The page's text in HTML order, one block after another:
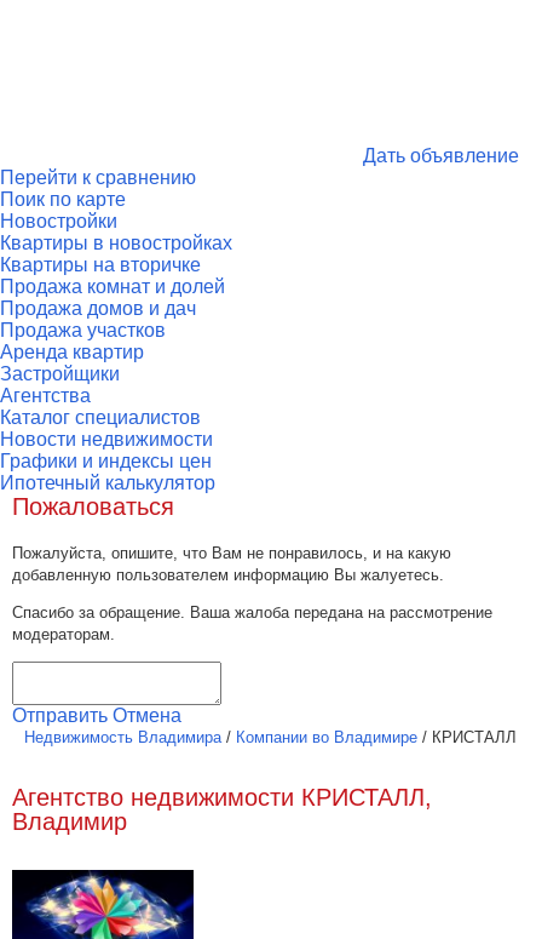
Дать объявление
Перейти к сравнению
Поик по карте
Новостройки
Квартиры в новостройках
Квартиры на вторичке
Продажа комнат и долей
Продажа домов и дач
Продажа участков
Аренда квартир
Застройщики
Агентства
Каталог специалистов
Новости недвижимости
Графики и индексы цен
Ипотечный калькулятор
Пожаловаться
Пожалуйста, опишите, что Вам не понравилось, и на какую
добавленную пользователем информацию Вы жалуетесь.
Спасибо за обращение. Ваша жалоба передана на рассмотрение
модераторам.
Отправить Отмена
Недвижимость Владимира/ Компании во Владимире / КРИСТАЛЛ
Агентство недвижимости КРИСТАЛЛ,
Владимир